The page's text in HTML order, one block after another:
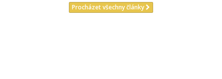
Procházet všechny články